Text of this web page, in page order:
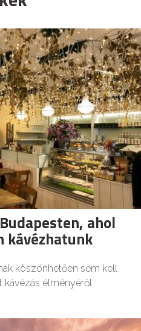
ahol
kávézhatunk
köszönhetően sem kell
kávézás élményéről.